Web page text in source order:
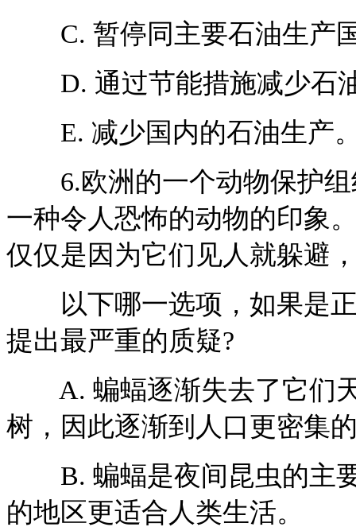
C. 暂停同主要石油生产
D. 通过节能措施减少石
E. 减少国内的石油生产
6.欧洲的一个动物保护组
一种令人恐怖的动物的印象
仅仅是因为它们见人就躲避
以下哪一选项，如果是正
提出最严重的质疑?
A. 蝙蝠逐渐失去了它们天
树，因此逐渐到人口更密集
B. 蝙蝠是夜间昆虫的主要
的地区更适合人类生活。